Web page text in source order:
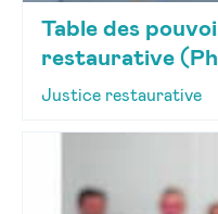
Table des
restaurative
Justice restaurative